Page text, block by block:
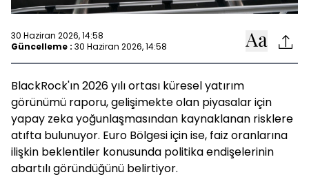
30 Haziran 2026, 14:58
Güncelleme : 30 Haziran 2026, 14:58
BlackRock'ın 2026 yılı ortası küresel yatırım
görünümü raporu, gelişimekte olan piyasalar için
yapay zeka yoğunlaşmasından kaynaklanan risklere
atıfta bulunuyor. Euro Bölgesi için ise, faiz oranlarına
ilişkin beklentiler konusunda politika endişelerinin
abartılı göründüğünü belirtiyor.